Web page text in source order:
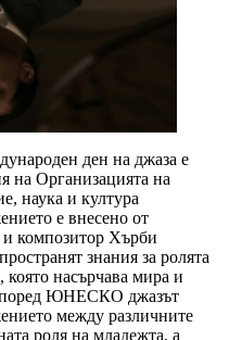
ден на джаза е
на Организацията на
наука и култура
е внесено от
и композитор Хърби
знания за ролята
която насърчава мира и
ЮНЕСКО джазът
между различните
роля на младежта, а